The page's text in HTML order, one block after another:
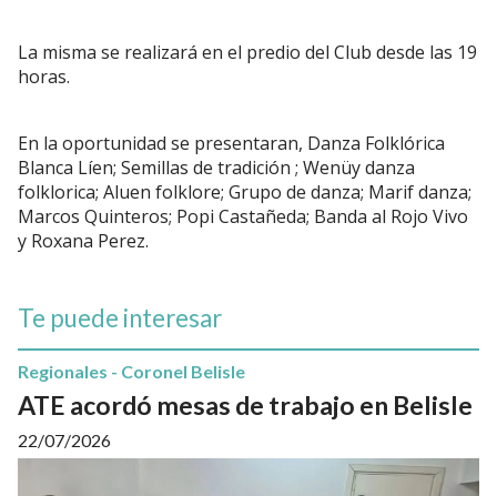
La misma se realizará en el predio del Club desde las 19
horas.
En la oportunidad se presentaran, Danza Folklórica
Blanca Líen; Semillas de tradición ; Wenüy danza
folklorica; Aluen folklore; Grupo de danza; Marif danza;
Marcos Quinteros; Popi Castañeda; Banda al Rojo Vivo
y Roxana Perez.
Te puede interesar
ATE acordó mesas de trabajo en Belisle
Regionales - Coronel Belisle
22/07/2026